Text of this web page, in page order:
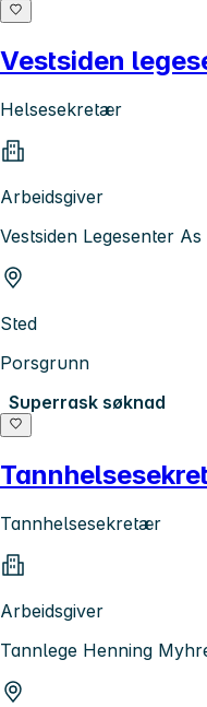
Vestsiden
Helsesekretær
Arbeidsgiver
Vestsiden Legesenter As
Sted
Porsgrunn
Superrask søknad
Tannhelsesekretær
Arbeidsgiver
Tannlege Henning